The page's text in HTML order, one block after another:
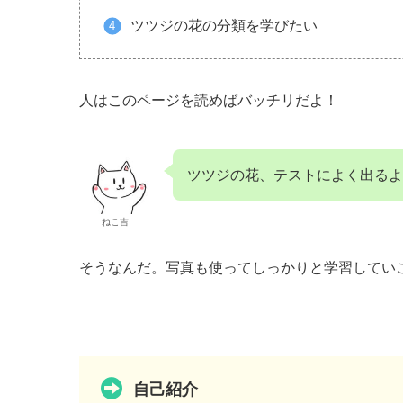
ツツジの花の分類を学びたい
人はこのページを読めばバッチリだよ！
ねこ吉
ツツジの花、テストによく出るよ
そうなんだ。写真も使ってしっかりと学習してい
自己紹介